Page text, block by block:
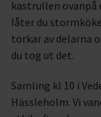
kastrullen ovanpå
låter du
torkar av delarna
du tog ut det.
Samling kl 10 i
Hässleholm. Vi